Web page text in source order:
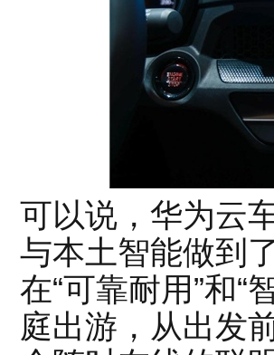
可以说，华为云
与本土智能做到
在“可靠耐用”和“
庭出游，从出发